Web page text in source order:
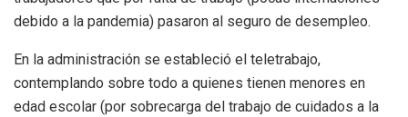
debido a la pandemia) pasaron al seguro de desempleo.
En la administración se estableció el teletrabajo,
contemplando sobre todo a quienes tienen menores en
edad escolar (por sobrecarga del trabajo de cuidados a la